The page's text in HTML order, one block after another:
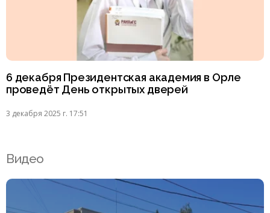
6 декабря Президентская академия в Орле
проведёт День открытых дверей
3 декабря 2025 г. 17:51
Видео